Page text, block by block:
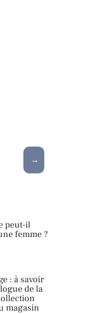
peut-il
femme ?
: à savoir
de la
magasin